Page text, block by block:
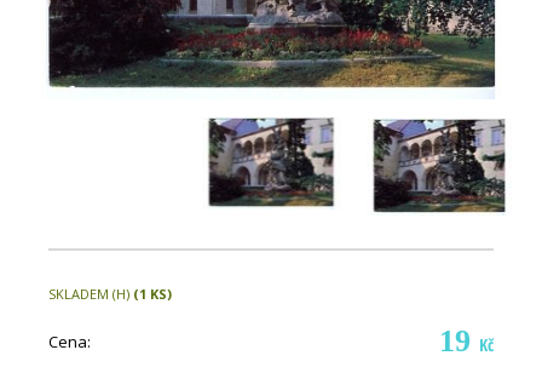
SKLADEM (H) (1 KS)
Cena: 19 Kč